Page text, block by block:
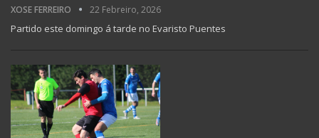
XOSE FERREIRO 22 Febreiro, 2026
Partido este domingo á tarde no Evaristo Puentes